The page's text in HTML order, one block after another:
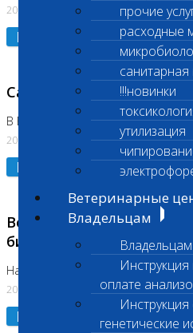
прочие
расходные
!!!новинки
утилизация
Ветеринарные
Владельцам
Владельцам
оплате
генетические
20.07.2026
Подробнее
Санитарный день
В Бутово 21.07.2026
20.07.2026
Подробнее
Возобновлено
биохимических
На Нагорной
20.07.2026
Подробнее